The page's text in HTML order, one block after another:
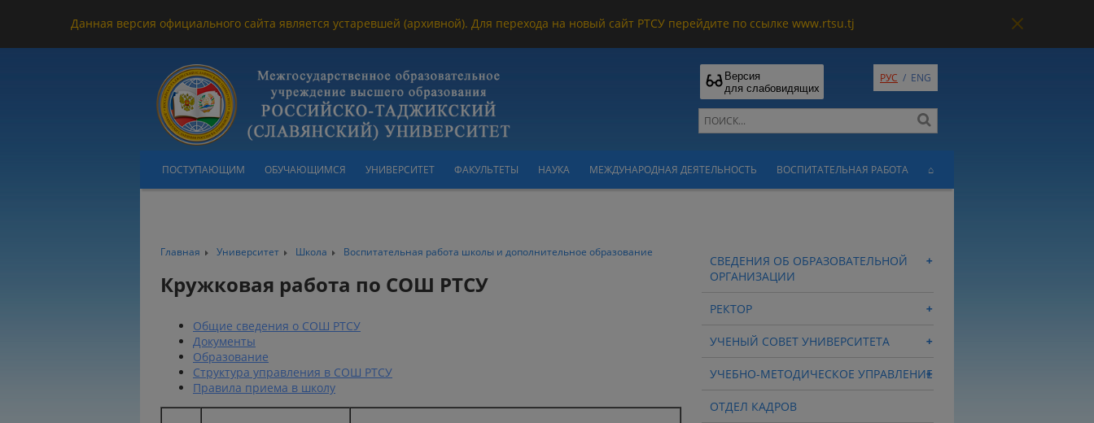
Данная версия официального сайта является устаревшей (архивной). Для перехода на новый сайт РТСУ перейдите по ссылке www.rtsu.tj
Версия
для слабовидящих
РУС / ENG
ПОСТУПАЮЩИМ ОБУЧАЮЩИМСЯ УНИВЕРСИТЕТ ФАКУЛЬТЕТЫ НАУКА МЕЖДУНАРОДНАЯ ДЕЯТЕЛЬНОСТЬ ВОСПИТАТЕЛЬНАЯ РАБОТА ⌂
Главная Университет Школа Воспитательная работа школы и дополнительное образование
Кружковая работа по СОШ РТСУ
Общие сведения о СОШ РТСУ
Документы
Образование
Структура управления в СОШ РТСУ
Правила приема в школу
СВЕДЕНИЯ ОБ ОБРАЗОВАТЕЛЬНОЙ
ОРГАНИЗАЦИИ
РЕКТОР
УЧЕНЫЙ СОВЕТ УНИВЕРСИТЕТА
УЧЕБНО-МЕТОДИЧЕСКОЕ УПРАВЛЕНИЕ
ОТДЕЛ КАДРОВ